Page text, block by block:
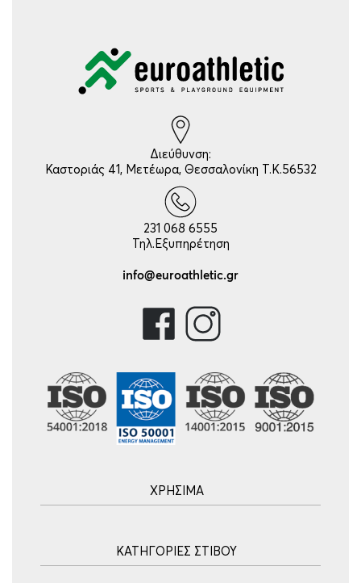
Διεύθυνση:
Καστοριάς 41, Μετέωρα, Θεσσαλονίκη Τ.Κ.56532
231 068 6555
Τηλ.Εξυπηρέτηση
info@euroathletic.gr
ΧΡΗΣΙΜΑ
Blog
ΚΑΤΗΓΟΡΙΕΣ ΣΤΙΒΟΥ